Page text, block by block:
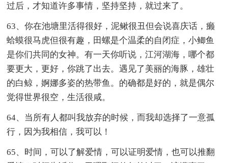
过后，才知道许多事情，坚持坚持，就过来了。
63、你在池塘里活得很好，泥鳅很丑但会说喜庆话，癞
蛤蟆很马虎但很有趣，田螺是个温柔的自闭症，小鲫鱼
是你们共同的女神。有一天你听说，江河湖海，哪个都
要更大，更好，你跳了出去。遇见了美丽的海豚，雄壮
的白鲸，婀娜多姿的热带鱼。的确都是好的，就是偶尔
觉得世界很空，生活很咸。
64、当所有人都叫我放弃的时候，而我却选择了一意孤
行，因为我相信，我可以！
65、时间，可以了解爱情，可以证明爱情，也可以推翻